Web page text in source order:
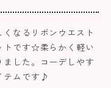
くなるリボンウエスト
トです☆柔らかく軽い
した。コーデしやす
テムです♪